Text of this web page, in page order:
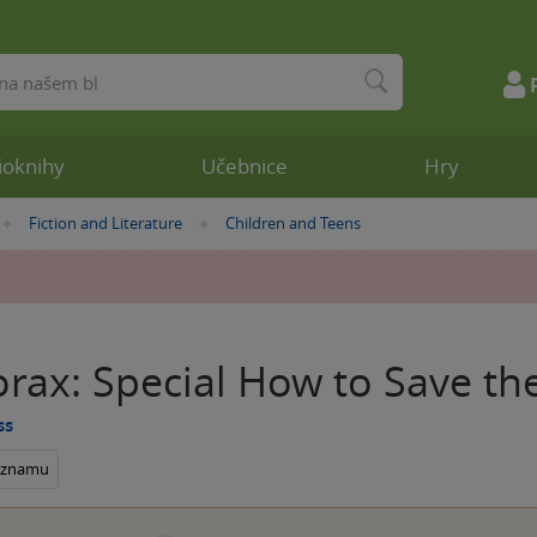
»Fiction and Literature »
Children and Teens
Special How to Save
Učebnice Hry